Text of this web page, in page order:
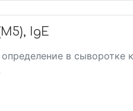
IgE
в сыворотке